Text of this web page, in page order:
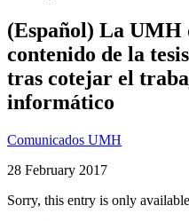
(Español) La UMH
contenido de la
tras cotejar el
informático
Comunicados UMH
28 February 2017
Sorry, this entry is only